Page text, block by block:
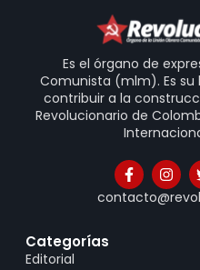
Es el órgano de
Comunista (mlm). Es
contribuir a la
Revolucionario de
Categorías
Editorial